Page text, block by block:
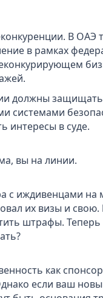
В ОАЭ
в рамках
должны
интересы в суде.
вы на линии.
с иждивенцами на
их визы и свою.
штрафы.
как
если ваш